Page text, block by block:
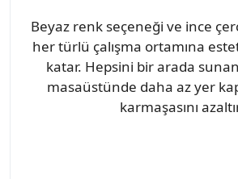
Beyaz renk seçeneği ve ince
her türlü çalışma ortamına
katar. Hepsini bir arada
masaüstünde daha az yer
karmaşasını